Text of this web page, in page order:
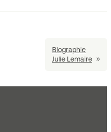
Biographie
Julie Lemaire »